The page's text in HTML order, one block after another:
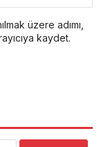
üzere adımı,
kaydet.